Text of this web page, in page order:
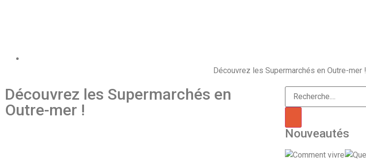
Découvrez les Supermarchés en Outre-mer !
Découvrez les Supermarchés en
Outre-mer !
Nouveautés